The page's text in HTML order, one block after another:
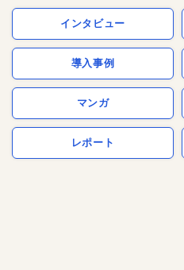
インタビュー
導入事例
マンガ
レポート